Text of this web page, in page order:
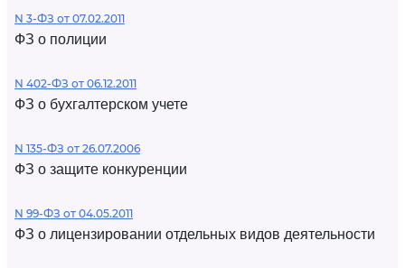
N 3-ФЗ от 07.02.2011
ФЗ о полиции
N 402-ФЗ от 06.12.2011
ФЗ о бухгалтерском учете
N 135-ФЗ от 26.07.2006
ФЗ о защите конкуренции
N 99-ФЗ от 04.05.2011
ФЗ о лицензировании отдельных видов деятельности